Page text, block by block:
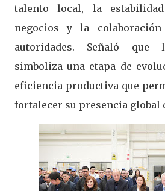
talento local, la
negocios y la
autoridades. Señaló que
simboliza una etapa de
eficiencia productiva que
fortalecer su presencia global